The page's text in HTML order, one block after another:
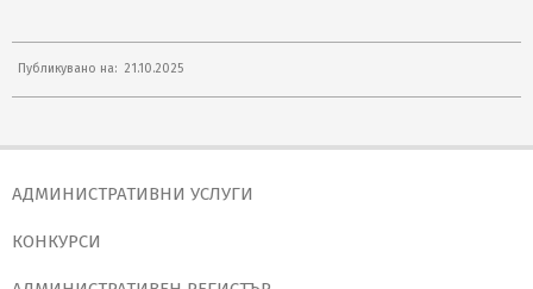
Публикувано на: 21.10.2025
АДМИНИСТРАТИВНИ УСЛУГИ
КОНКУРСИ